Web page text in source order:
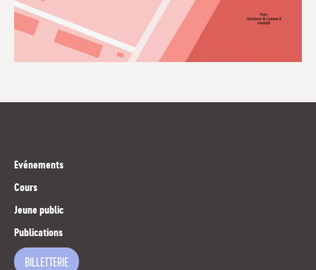
Evénements
Cours
Jeune public
Publications
BILLETTERIE